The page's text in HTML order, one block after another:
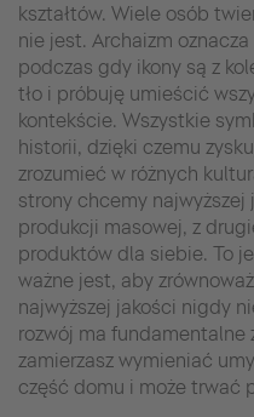
kształtów. Wiele osób
nie jest. Archaizm
podczas gdy ikony są z
tło i próbuję umieścić
kontekście. Wszystkie
historii, dzięki czemu
zrozumieć w różnych
strony chcemy najwyższej
produkcji masowej, z
produktów dla siebie. To
ważne jest, aby
najwyższej jakości nigdy
rozwój ma fundamentalne
zamierzasz wymieniać
część domu i może trwać